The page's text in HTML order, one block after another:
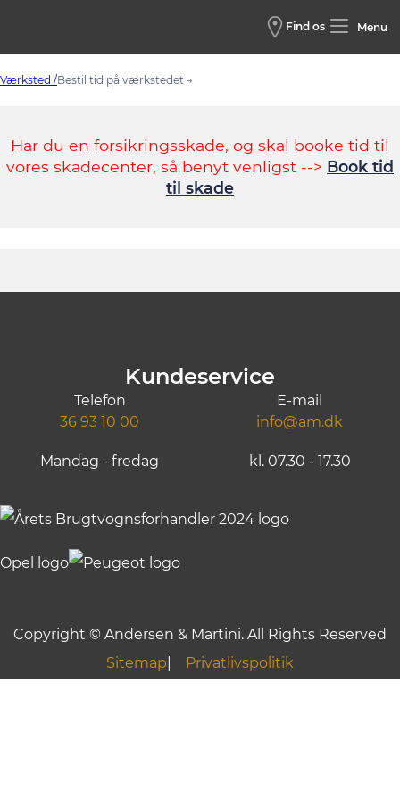
Find os Menu
Værksted /Bestil tid på værkstedet →
Har du en forsikringsskade, og skal booke tid til
vores skadecenter, så benyt venligst --> Book tid
til skade
Kundeservice
Telefon
36 93 10 00
E-mail
info@am.dk
Mandag - fredag kl. 07.30 - 17.30
Copyright © Andersen & Martini. All Rights Reserved
Sitemap
Privatlivspolitik